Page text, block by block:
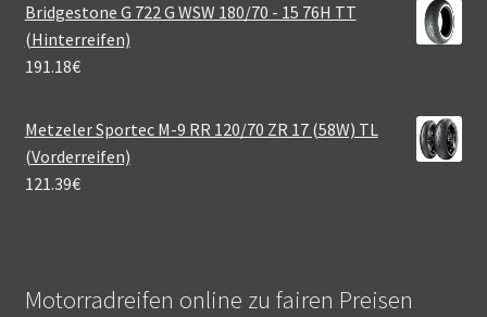
Bridgestone G 722 G WSW 180/70 - 15 76H TT
(Hinterreifen)
191.18€
Metzeler Sportec M-9 RR 120/70 ZR 17 (58W) TL
(Vorderreifen)
121.39€
Motorradreifen online zu fairen Preisen